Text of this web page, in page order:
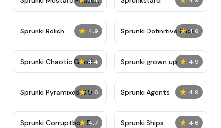
2
★ 4.9
Sprunki Relish ★ 4.6
Sprunki Definitive Phase
7
★ 4.4
Sprunki Chaotic Good ★ 4.9
Sprunki grown up
★ 4.6
Sprunki Pyramixed 0.9 ★ 4.9
Sprunki Agents
★ 4.7
Sprunki Corruptbox 5 ★ 4.6
Sprunki Ships